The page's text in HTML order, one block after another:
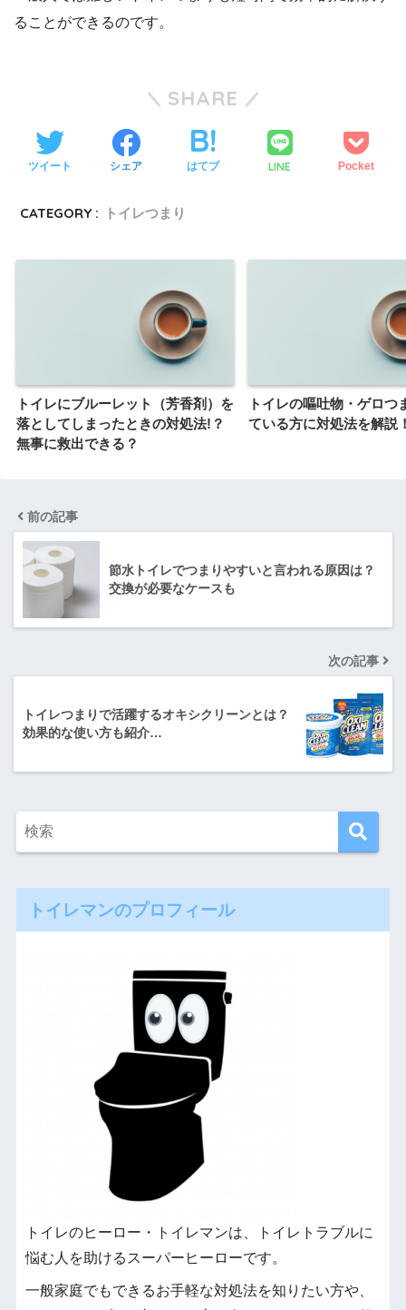
ることができるのです。
SHARE
ツイート シェア はてブ LINE Pocket
CATEGORY : トイレつまり
トイレにブルーレット（芳香剤）を
落としてしまったときの対処法!？
無事に救出できる？
トイレの嘔吐物・ゲロつ
ている方に対処法を解説
前の記事
節水トイレでつまりやすいと言われる原因は？
交換が必要なケースも
次の記事
トイレつまりで活躍するオキシクリーンとは？
効果的な使い方も紹介…
トイレマンのプロフィール
トイレのヒーロー・トイレマンは、トイレトラブルに
悩む人を助けるスーパーヒーローです。
一般家庭でもできるお手軽な対処法を知りたい方や、